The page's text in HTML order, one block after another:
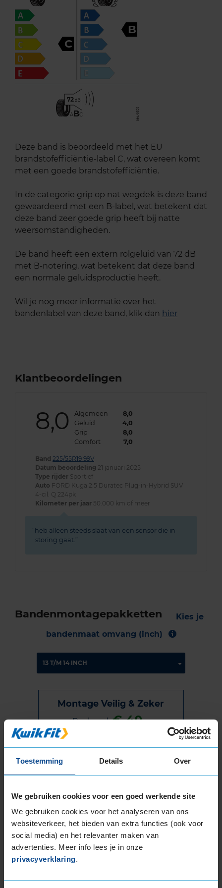
Toestemming Details Over
We gebruiken cookies voor een goed werkende site
We gebruiken cookies voor het analyseren van ons
websiteverkeer, het bieden van extra functies (ook voor
social media) en het relevanter maken van
advertenties. Meer info lees je in onze
privacyverklaring.
C
B
72
ABC
Deze band is beoordeeld met het EU
brandstofefficiëntie-label C, wat overeen komt
met een goede brandstofefficiëntie.
In de categorie grip op nat wegdek is deze band
gewaardeerd met een B-label, wat betekent dat
deze band zeer goede grip heeft bij natte
weersomstandigheden.
De band heeft een extern rolgeluid van 72 dB
met B-notering, wat betekent dat deze band
een normale geluidsproductie heeft.
Wil je nog meer informatie over het
bandenlabel van deze band, klik dan hier
Klantbeoordelingen
8,0 Algemeen
8,0
Geluid
4,0
Grip
8,0
Comfort
7,0
Band 225/55R19 99V
Datum beoordeling 21 januari 2025
Type rijder Sportief
Auto FORD Kuga 2.5 Duratec Plug-in-Hybrid SUV
4-cil. Q 224pk
Kilometer per jaar 50.000 km of meer
heb alleen steeds slaat van een sensor die in
storing gaat.
Bandenmontagepakketten
Kies je
bandenmaat omvang (inch)
Montage Veilig & Zeker
Per band € 40,-
Montage
Balanceren
Stikstof
Bandengarantieplan
Item